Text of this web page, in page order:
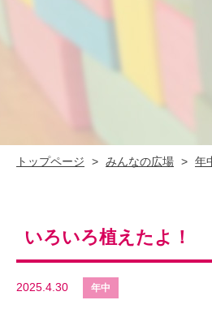
トップページ > みんなの広場 > 年
いろいろ植えたよ！
2025.4.30